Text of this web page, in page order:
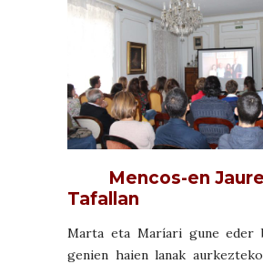
Mencos-en
Tafallan
Marta eta Maríari gune eder
genien haien lanak